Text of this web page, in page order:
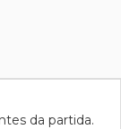
da partida.